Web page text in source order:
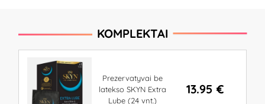
KOMPLEKTAI
Prezervatyvai be
latekso SKYN Extra
Lube (24 vnt.)
13.95 €